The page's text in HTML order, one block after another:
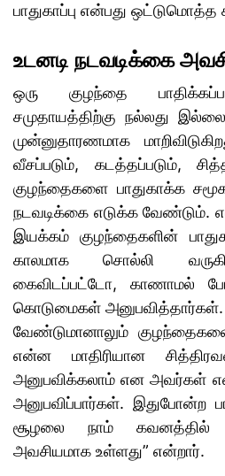
பாதுகாப்பு என்பது ஒட்டுமொத்த
உடனடி நடவடிக்கை
ஒரு குழந்தை
சமுதாயத்திற்கு நல்லது
முன்னுதாரணமாக
வீசப்படும், கடத்தப்படும்,
குழந்தைகளை பாதுகாக்க
நடவடிக்கை எடுக்க வேண்டும்.
இயக்கம் குழந்தைகளின்
காலமாக சொல்லி
கைவிடப்பட்டோ, காணாமல்
கொடுமைகள் அனுபவித்தார்கள்.
வேண்டுமானாலும்
என்ன மாதிரியான
அனுபவிக்கலாம் என அவர்கள்
அனுபவிப்பார்கள். இதுபோன்ற
சூழலை நாம் கவனத்தில்
அவசியமாக உள்ளது” என்றார்.